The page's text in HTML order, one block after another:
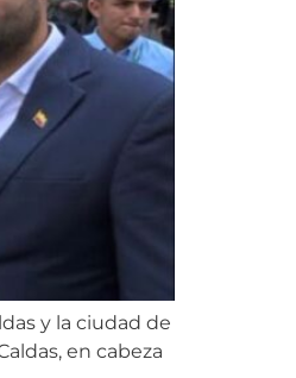
y la ciudad de
en cabeza